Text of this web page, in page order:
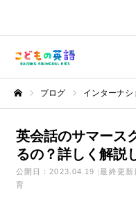
ブログ インターナシ
英会話のサマース
るの？詳しく解説
公開日：2023.04.19 最終更
育